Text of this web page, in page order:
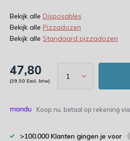
Bekijk alle Disposables
Bekijk alle Pizzadozen
Bekijk alle Standaard pizzadozen
47,80
(39,50 Excl. btw)
Koop nu, betaal op rekening
>100.000 Klanten gingen je voor